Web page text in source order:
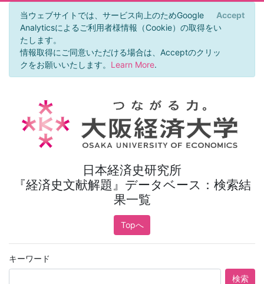
当ウェブサイトでは、サービス向上のためGoogle
Analyticsによるご利用者様情報（Cookie）の取得をい
たします。
情報取得にご同意いただける場合は、Acceptのクリッ
クをお願いいたします。 Learn More.
Accept
日本経済史研究所
『経済史文献解題』データベース：検索結
果一覧
Topへ
キーワード
検索
×